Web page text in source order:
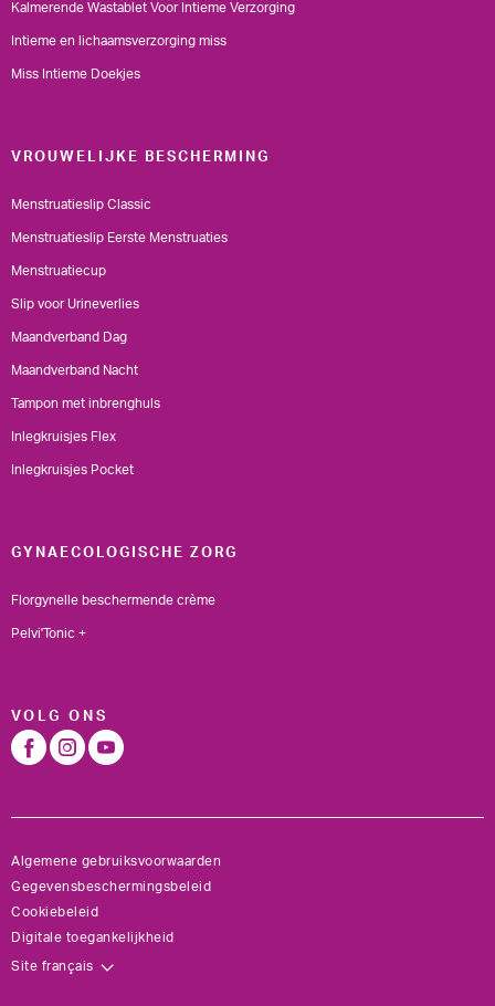
Kalmerende Wastablet Voor Intieme Verzorging
Intieme en lichaamsverzorging miss
Miss Intieme Doekjes
VROUWELIJKE BESCHERMING
Menstruatieslip Classic
Menstruatieslip Eerste Menstruaties
Menstruatiecup
Slip voor Urineverlies
Maandverband Dag
Maandverband Nacht
Tampon met inbrenghuls
Inlegkruisjes Flex
Inlegkruisjes Pocket
GYNAECOLOGISCHE ZORG
Florgynelle beschermende crème
Pelvi'Tonic +
VOLG ONS
Algemene gebruiksvoorwaarden
Gegevensbeschermingsbeleid
Cookiebeleid
Digitale toegankelijkheid
Site français